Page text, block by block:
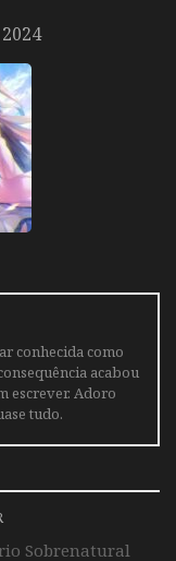
conhecida como
acabou
escrever. Adoro
tudo.
Sobrenatural